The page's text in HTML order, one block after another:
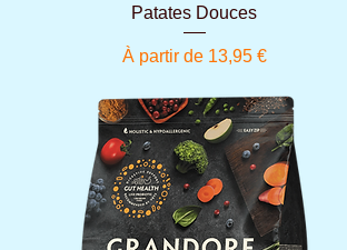
Patates Douces
À partir de 13,95 €
Prix promotionnel